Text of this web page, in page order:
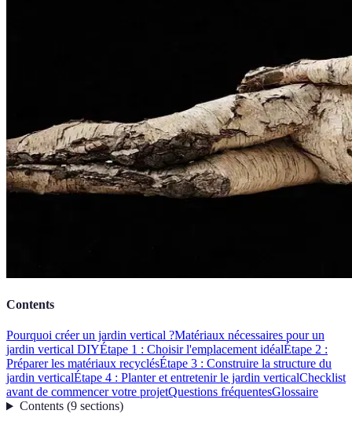
Contents
Pourquoi créer un jardin vertical ?Matériaux nécessaires pour un
jardin vertical DIYÉtape 1 : Choisir l'emplacement idéalÉtape 2 :
Préparer les matériaux recyclésÉtape 3 : Construire la structure du
jardin verticalÉtape 4 : Planter et entretenir le jardin verticalChecklist
avant de commencer votre projetQuestions fréquentesGlossaire
Contents(9 sections)